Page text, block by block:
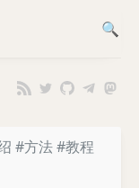
#方法#教程